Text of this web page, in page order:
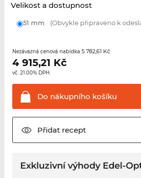
Velikost a dostupnost
51 mm (Obvykle připraveno k
Nezávazná cenová nabídka 5 782,61 Kč
4 915,21 Kč
vč. 21.00% DPH.
Do nákupního košíku
Přidatrecept
Exkluzivní výhody Edel-